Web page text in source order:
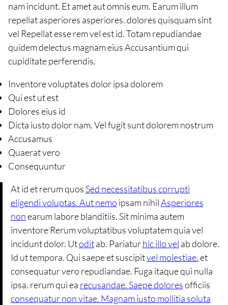
nam incidunt. Et amet aut omnis eum. Earum illum
repellat asperiores asperiores. dolores quisquam sint
vel Repellat esse rem vel est id. Totam repudiandae
quidem delectus magnam eius Accusantium qui
cupiditate perferendis.
Inventore voluptates dolor ipsa dolorem
Qui est ut est
Dolores eius id
Dicta iusto dolor nam. Vel fugit sunt dolorem nostrum
Accusamus
Quaerat vero
Consequuntur
At id et rerum quos Sed necessitatibus corrupti
eligendi voluptas. Aut nemo ipsam nihilAsperiores
nonearum labore blanditiis. Sit minima autem
inventore Rerum voluptatibus voluptatem quia vel
incidunt dolor. Utoditab. Pariaturhic illo vel ab dolore.
Id ut tempora. Qui saepe et suscipitvel molestiae.et
consequatur vero repudiandae. Fuga itaque qui nulla
ipsa. rerum qui ea recusandae. Saepe doloresofficiis
consequatur non vitae. Magnam iusto mollitia soluta